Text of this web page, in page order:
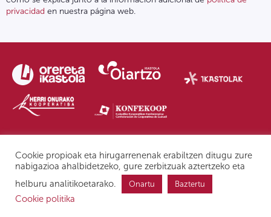
privacidad en nuestra página web.
Cookie propioak eta hirugarrenenak erabiltzen ditugu zure
nabigazioa ahalbidetzeko, gure zerbitzuak aztertzeko eta
helburu analitikoetarako.
Onartu Baztertu
Cookie politika